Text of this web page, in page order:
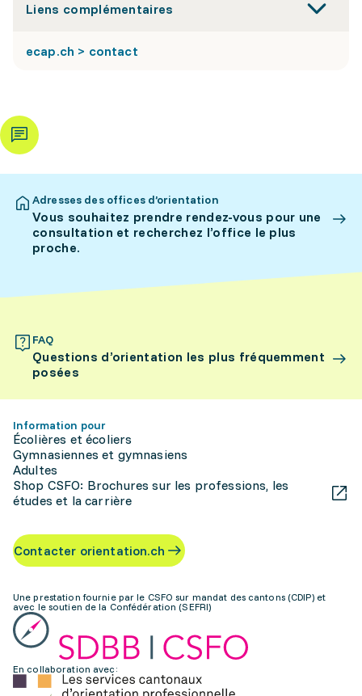
Liens complémentaires
ecap.ch > contact
Adresses des offices d’orientation
Vous souhaitez prendre rendez-vous pour une
consultation et recherchez l’office le plus
proche.
FAQ
Questions d’orientation les plus fréquemment
posées
Information pour
Écolières et écoliers
Gymnasiennes et gymnasiens
Adultes
Shop CSFO: Brochures sur les professions, les
études et la carrière
Contacter orientation.ch
Une prestation fournie par le CSFO sur mandat des cantons (CDIP) et
avec le soutien de la Confédération (SEFRI)
En collaboration avec: